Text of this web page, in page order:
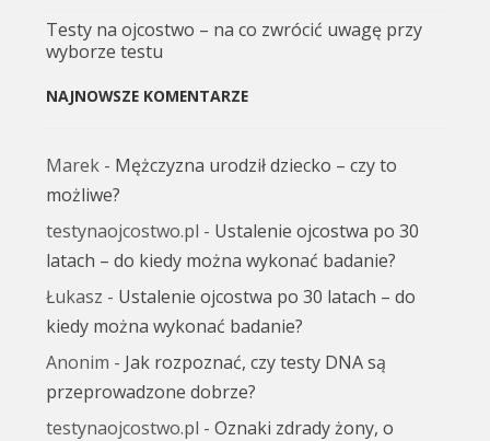
Testy na ojcostwo – na co zwrócić uwagę przy
wyborze testu
NAJNOWSZE KOMENTARZE
Marek - Mężczyzna urodził dziecko – czy to
możliwe?
testynaojcostwo.pl - Ustalenie ojcostwa po 30
latach – do kiedy można wykonać badanie?
Łukasz - Ustalenie ojcostwa po 30 latach – do
kiedy można wykonać badanie?
Anonim - Jak rozpoznać, czy testy DNA są
przeprowadzone dobrze?
testynaojcostwo.pl -Oznaki zdrady żony, o